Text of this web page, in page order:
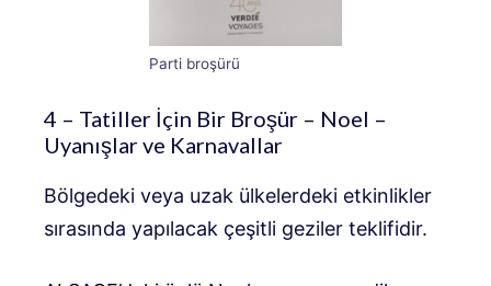
Parti broşürü
4 – Tatiller İçin Bir Broşür – Noel –
Uyanışlar ve Karnavallar
Bölgedeki veya uzak ülkelerdeki etkinlikler
sırasında yapılacak çeşitli geziler teklifidir.